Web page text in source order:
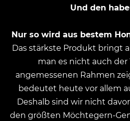
Und den
Nur so wird aus bestem
Das stärkste Produkt bringt
man es nicht auch
angemessenen Rahmen
bedeutet heute vor allem
Deshalb sind wir nicht
den größten Möchtegern-